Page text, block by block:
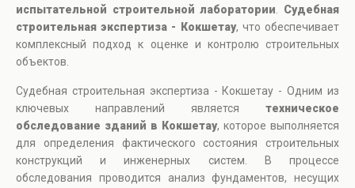
испытательной строительной лаборатории
Судебная
строительная экспертиза - Кокшетау, что обеспечивает
комплексный подход к оценке и контролю строительных
объектов.
Судебная строительная экспертиза - Кокшетау - Одним из
ключевых направлений является техническое
обследование зданий в Кокшетау, которое выполняется
для определения фактического состояния строительных
конструкций и инженерных систем. В процессе
обследования проводится анализ фундаментов, несущих